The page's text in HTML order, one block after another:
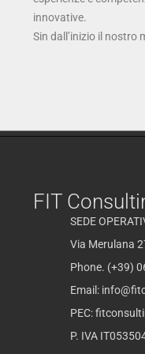
innovative.
Sin dall’inizio il nostro
FIT
SEDE
Via Merulana
Phone. (+39)
Email:
PEC:
P. IVA